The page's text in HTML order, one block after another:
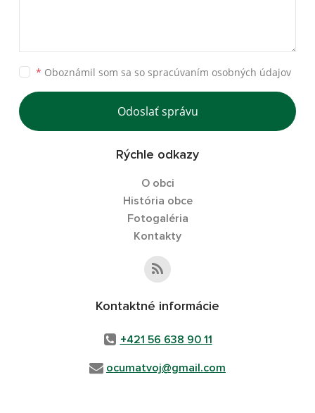
* Oboznámil som sa so spracúvaním osobných údajov
Odoslať správu
Rýchle odkazy
O obci
História obce
Fotogaléria
Kontakty
Kontaktné informácie
+421 56 638 90 11
ocumatvoj@gmail.com